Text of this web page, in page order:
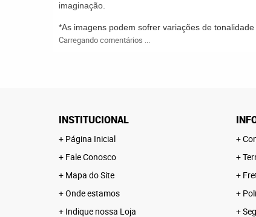
imaginação.
*As imagens podem sofrer variações de
Carregando comentários ...
INSTITUCIONAL
Página Inicial
Fale Conosco
Mapa do Site
Onde estamos
Indique nossa Loja